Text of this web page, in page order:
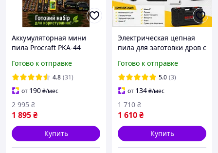
Аккумуляторная мини
пила Procraft PKA-44
бесщеточная цепная
пила 2 АКБ 2Ач, 2 шины
152/203 мм, 2 цепи
Готово к отправке
4.8 (31)
от 190₴/мес
1 895₴
2 995 ₴
Купить
Электрическая цепная
пила для заготовки дров с
Ручная садовая
электропила Польша 24V,
электро пила Боксер
Готово к отправке
5.0 (3)
от 134₴/мес
1 610₴
1 710 ₴
Купить